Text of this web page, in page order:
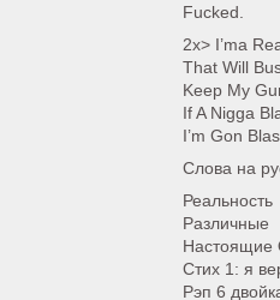
Fucked.
2x> I’ma
That Will
Keep My
If A Nigga
I’m Gon
Слова на
Реальность
Различные
Настоящие
Стих 1: я
Рэп 6